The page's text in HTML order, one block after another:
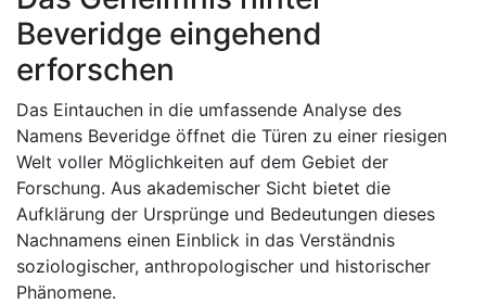
Beveridge eingehend
erforschen
Das Eintauchen in die umfassende Analyse des
Namens Beveridge öffnet die Türen zu einer riesigen
Welt voller Möglichkeiten auf dem Gebiet der
Forschung. Aus akademischer Sicht bietet die
Aufklärung der Ursprünge und Bedeutungen dieses
Nachnamens einen Einblick in das Verständnis
soziologischer, anthropologischer und historischer
Phänomene.